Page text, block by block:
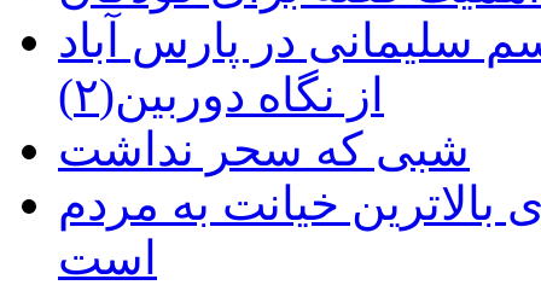
سلیمانی در پارس آباد
از نگاه دوربین(۲)
شبی که سحر نداشت
خیانت به مردم
است